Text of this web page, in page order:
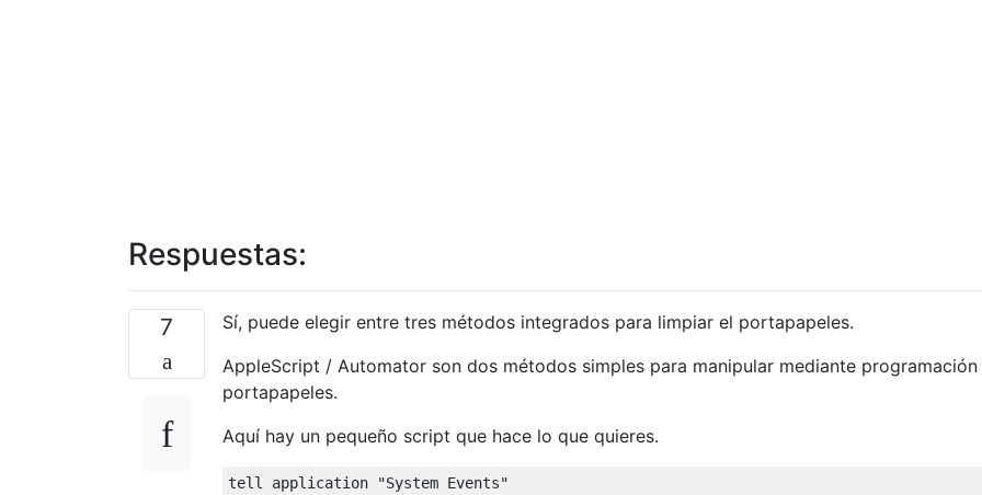
Respuestas:
7
Sí, puede elegir entre tres métodos integrados para limpiar el portapapeles.
AppleScript / Automator son dos métodos simples para manipular mediante programación
portapapeles.
Aquí hay un pequeño script que hace lo que quieres.
tell application "System Events"